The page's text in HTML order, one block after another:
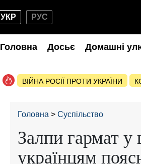
УКР РУС
Головна Досьє Домашні
ВІЙНА РОСІЇ ПРОТИ УКРАЇНИ
Головна Суспільство
Залпи гармат у
українцям